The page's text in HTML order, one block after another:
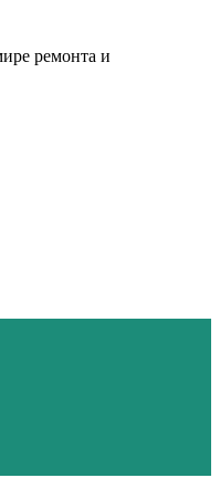
ремонта и